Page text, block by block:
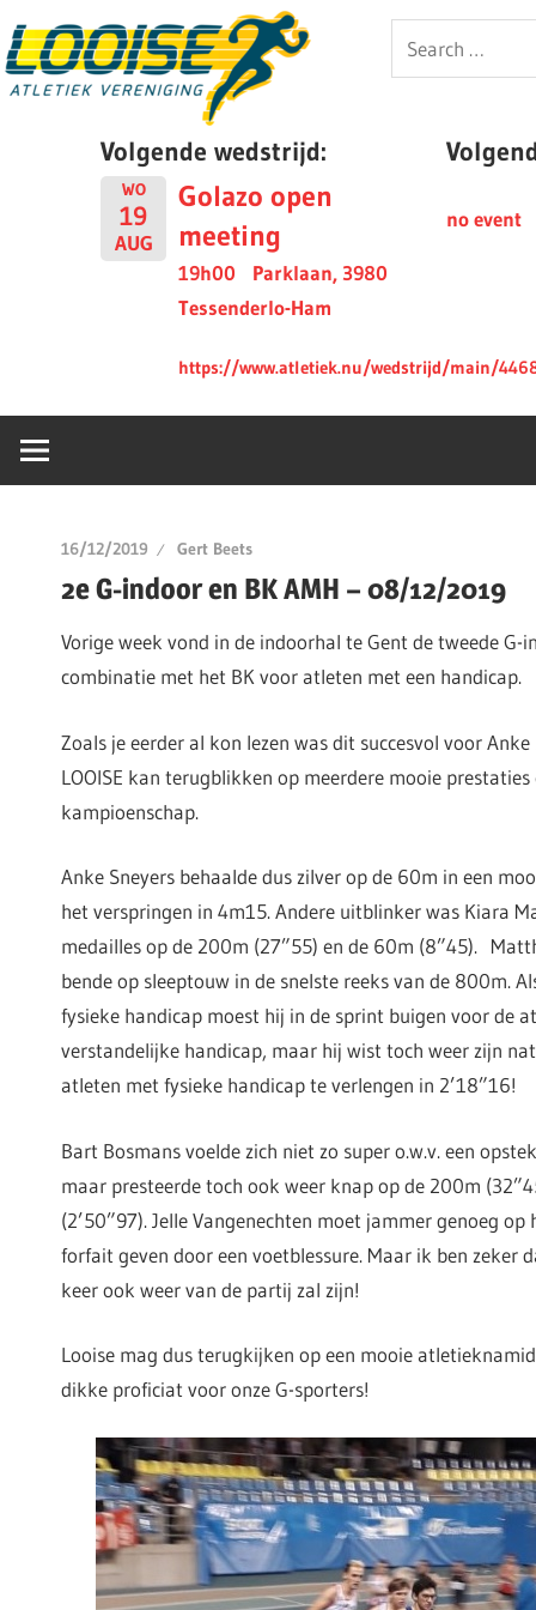
to
content
Looise
Search
for:
Volgende wedstrijd:
WO
19
AUG
Golazo open
meeting
19h00
Parklaan, 3980
Tessenderlo-Ham
https://www.atletiek.nu/wedstrijd/main/
no event
16/12/2019 Gert Beets
2e G-indoor en BK AMH – 08/12/2019
Vorige week vond in de indoorhal te Gent de tweede G-
combinatie met het BK voor atleten met een handicap.
Zoals je eerder al kon lezen was dit succesvol voor Anke
LOOISE kan terugblikken op meerdere mooie
kampioenschap.
Anke Sneyers behaalde dus zilver op de 60m in een
het verspringen in 4m15. Andere uitblinker was Kiara
medailles op de 200m (27”55) en de 60m (8”45).
bende op sleeptouw in de snelste reeks van de 800m.
fysieke handicap moest hij in de sprint buigen voor de
verstandelijke handicap, maar hij wist toch weer zijn
atleten met fysieke handicap te verlengen in 2’18”16!
Bart Bosmans voelde zich niet zo super o.w.v. een
maar presteerde toch ook weer knap op de 200m
(2’50”97). Jelle Vangenechten moet jammer genoeg
forfait geven door een voetblessure. Maar ik ben zeker
keer ook weer van de partij zal zijn!
Looise mag dus terugkijken op een mooie
dikke proficiat voor onze G-sporters!